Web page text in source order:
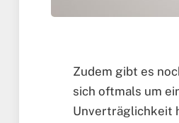
Zudem gibt es
sich oftmals um
Unverträglichkeit